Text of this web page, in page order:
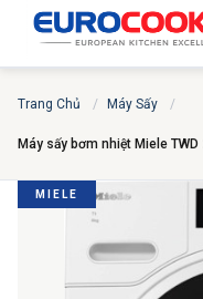
YÊU CẦU
NHẤT
HỌ VÀ TÊN
Trang Chủ / Máy Sấy /
Máy sấy bơm nhiệt Miele
MIELE